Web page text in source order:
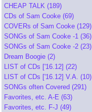
CHEAP TALK (189)
CDs of Sam Cooke (69)
COVERs of Sam Cooke (129)
SONGs of Sam Cooke -1 (36)
SONGs of Sam Cooke -2 (23)
Dream Boogie (2)
LIST of CDs ['16.12] (22)
LIST of CDs ['16.12] V.A. (10)
SONGs often Covered (291)
Favorites, etc. A-E (63)
Favorites, etc. F-J (49)